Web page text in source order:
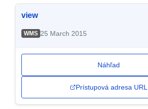
view
WMS 25 March 2015
Náhľad
Prístupová adresa URL